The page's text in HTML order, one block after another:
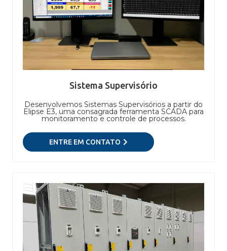
Sistema Supervisório
Desenvolvemos Sistemas Supervisórios a partir do
Elipse E3, uma consagrada ferramenta SCADA para
monitoramento e controle de processos.
ENTRE EM CONTATO